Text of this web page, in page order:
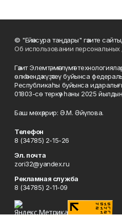
© "Ейәнсура таңдары" гәзите
Об использовании персональных
Гәзит Элемтә, мәғлүмәт
өлкәһендә күҙәтеү буйынса
Республикаһы буйынса
01803-сө теркәү һаны 2025
Баш мөхәррир: Ә.М. Әйүпова.
Телефон
8 (34785) 2-15-26
Эл. почта
zori32@yandex.ru
Рекламная служба
8 (34785) 2-11-09